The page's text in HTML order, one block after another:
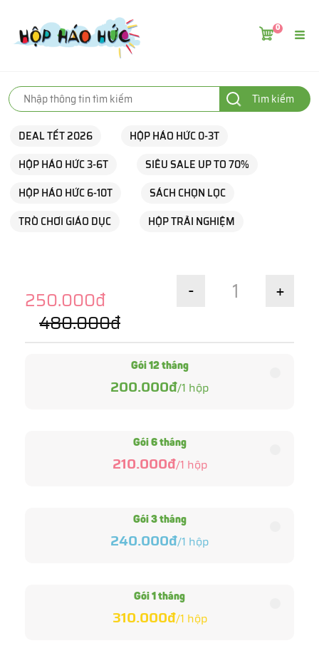
0
Tìm kiếm
DEAL TẾT 2026
HỘP HÁO HỨC 0-3T
HỘP HÁO HỨC 3-6T
SIÊU SALE UP TO 70%
HỘP HÁO HỨC 6-10T
SÁCH CHỌN LỌC
TRÒ CHƠI GIÁO DỤC
HỘP TRẢI NGHIỆM
250.000đ
480.000đ
- +
Gói 12 tháng
200.000đ/1 hộp
Gói 6 tháng
210.000đ/1 hộp
Gói 3 tháng
240.000đ/1 hộp
Gói 1 tháng
310.000đ/1 hộp